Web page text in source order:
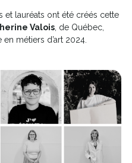
et lauréats ont été créés cette
Valois, de Québec,
métiers d’art 2024.